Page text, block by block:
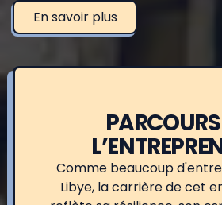
En savoir plus
Comme beaucoup
Libye, la carrière de cet